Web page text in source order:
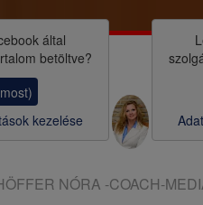
által
betöltve?
kezelése
NÓRA -COACH-